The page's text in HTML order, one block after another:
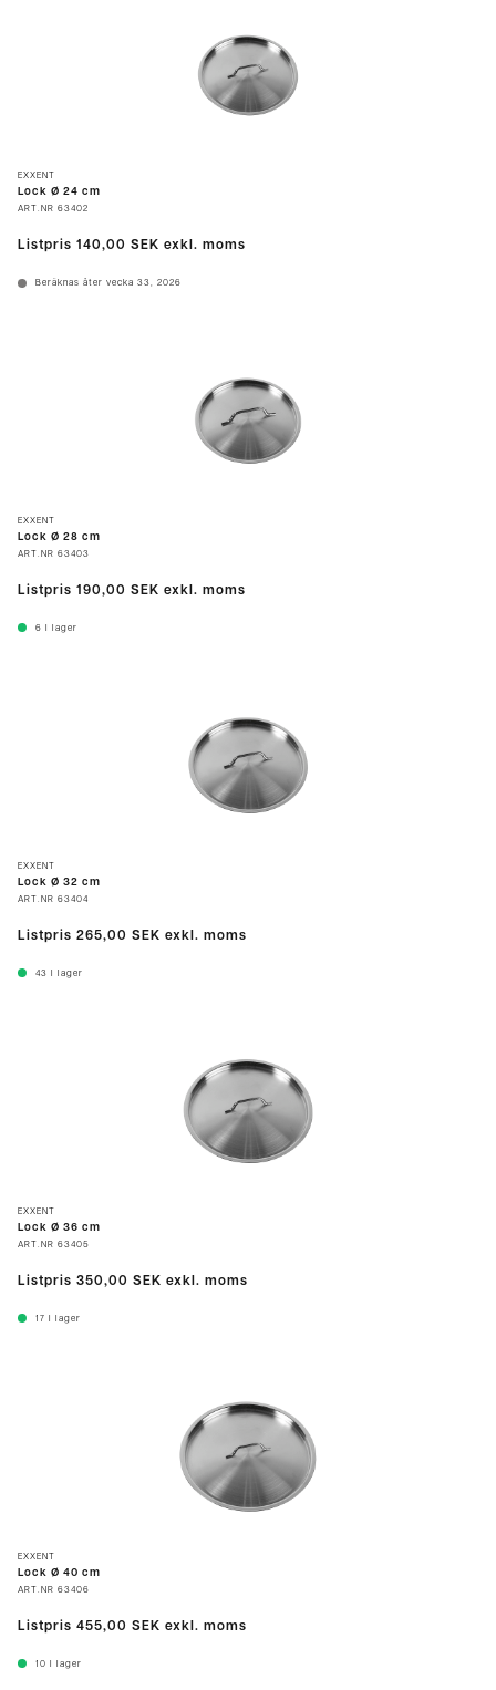
EXXENT
Lock Ø 24 cm
ART.NR 63402
Listpris 140,00 SEK exkl. moms
Beräknas åter vecka 33, 2026
EXXENT
Lock Ø 28 cm
ART.NR 63403
Listpris 190,00 SEK exkl. moms
6 I lager
EXXENT
Lock Ø 32 cm
ART.NR 63404
Listpris 265,00 SEK exkl. moms
43 I lager
EXXENT
Lock Ø 36 cm
ART.NR 63405
Listpris 350,00 SEK exkl. moms
17 I lager
EXXENT
Lock Ø 40 cm
ART.NR 63406
Listpris 455,00 SEK exkl. moms
10 I lager